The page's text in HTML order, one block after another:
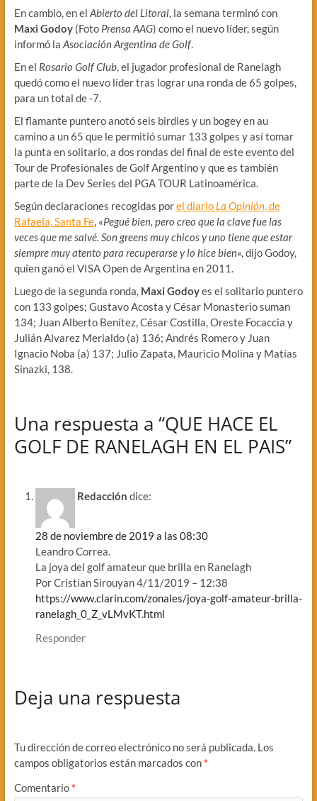
En cambio, en el Abierto del Litoral, la semana terminó con
Maxi Godoy (Foto Prensa AAG) como el nuevo líder, según
informó la Asociación Argentina de Golf.
En el Rosario Golf Club, el jugador profesional de Ranelagh
quedó como el nuevo líder tras lograr una ronda de 65 golpes,
para un total de -7.
El flamante puntero anotó seis birdies y un bogey en au
camino a un 65 que le permitió sumar 133 golpes y así tomar
la punta en solitario, a dos rondas del final de este evento del
Tour de Profesionales de Golf Argentino y que es también
parte de la Dev Series del PGA TOUR Latinoamérica.
Según declaraciones recogidas porel diario La Opinión, de
Rafaela, Santa Fe, «Pegué bien, pero creo que la clave fue las
veces que me salvé. Son greens muy chicos y uno tiene que estar
siempre muy atento para recuperarse y lo hice bien«, dijo Godoy,
quien ganó el VISA Open de Argentina en 2011.
Luego de la segunda ronda, Maxi Godoyes el solitario puntero
con 133 golpes; Gustavo Acosta y César Monasterio suman
134; Juan Alberto Benítez, César Costilla, Oreste Focaccia y
Julián Alvarez Merialdo (a) 136; Andrés Romero y Juan
Ignacio Noba (a) 137; Julio Zapata, Mauricio Molina y Matías
Sinazki, 138.
Una respuesta a “QUE HACE EL
GOLF DE RANELAGH EN EL PAIS”
Redacción dice:
28 de noviembre de 2019 a las 08:30
Leandro Correa.
La joya del golf amateur que brilla en Ranelagh
Por Cristian Sirouyan 4/11/2019 – 12:38
https://www.clarin.com/zonales/joya-golf-amateur-brilla-
ranelagh_0_Z_vLMvKT.html
Responder
Deja una respuesta
Tu dirección de correo electrónico no será publicada. Los
campos obligatorios están marcados con *
Comentario *